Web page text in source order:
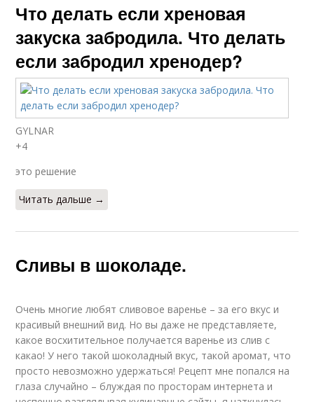
Что делать если хреновая
закуска забродила. Что делать
если забродил хренодер?
GYLNAR
+4
это решение
Читать дальше →
Сливы в шоколаде.
Очень многие любят сливовое варенье – за его вкус и
красивый внешний вид. Но вы даже не представляете,
какое восхитительное получается варенье из слив с
какао! У него такой шоколадный вкус, такой аромат, что
просто невозможно удержаться! Рецепт мне попался на
глаза случайно – блуждая по просторам интернета и